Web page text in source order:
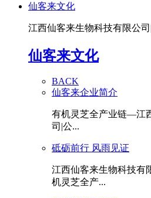
仙客来文化
江西仙客来生物科技有限公
仙客来文化
BACK
仙客来企业简介
有机灵芝全产业链—江
司|公...
砥砺前行 风雨见证
江西仙客来生物科技有
机灵芝全产...